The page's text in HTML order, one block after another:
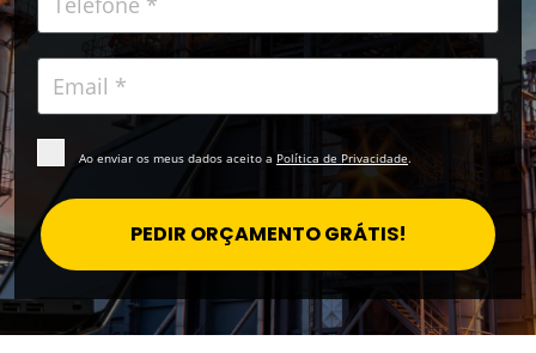
Ao enviar os meus dados aceito a Política de Privacidade.
PEDIR ORÇAMENTO GRÁTIS!